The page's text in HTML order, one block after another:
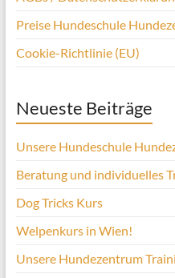
Preise Hundeschule
Cookie-Richtlinie (EU)
Neueste Beiträge
Unsere Hundeschule
Beratung und individuelles
Dog Tricks Kurs
Welpenkurs in Wien!
Unsere Hundezentrum